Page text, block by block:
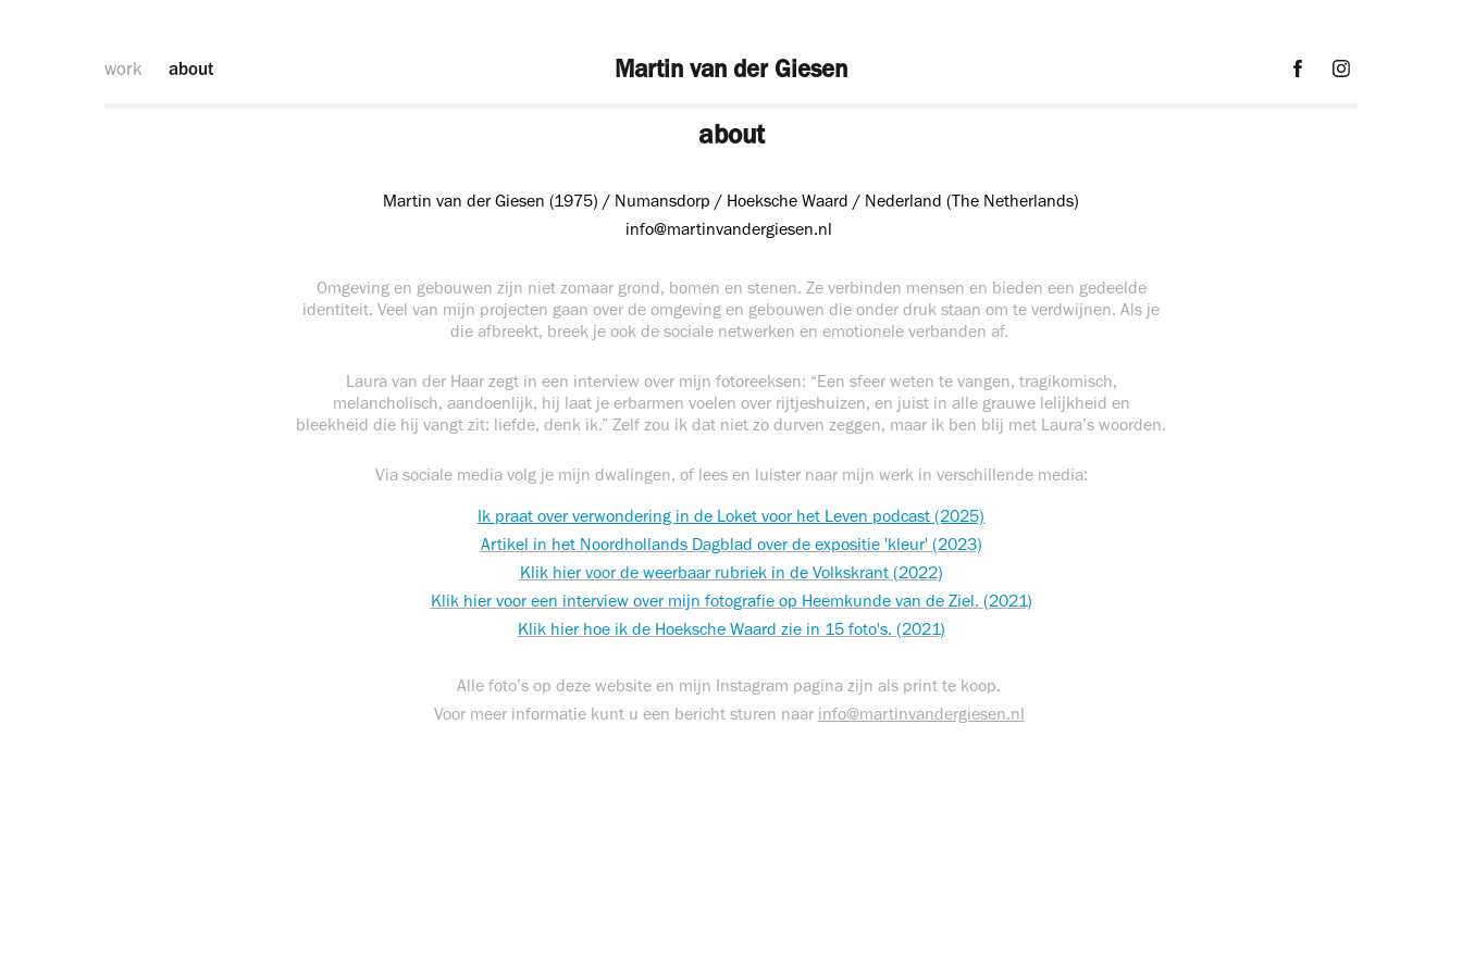
work about Martin van der Giesen
about
Martin van der Giesen (1975) / Numansdorp / Hoeksche Waard / Nederland (The Netherlands)
info@martinvandergiesen.nl
Omgeving en gebouwen zijn niet zomaar grond, bomen en stenen. Ze verbinden mensen en bieden een gedeelde
identiteit. Veel van mijn projecten gaan over de omgeving en gebouwen die onder druk staan om te verdwijnen. Als je
die afbreekt, breek je ook de sociale netwerken en emotionele verbanden af.
Laura van der Haar zegt in een interview over mijn fotoreeksen: “Een sfeer weten te vangen, tragikomisch,
melancholisch, aandoenlijk, hij laat je erbarmen voelen over rijtjeshuizen, en juist in alle grauwe lelijkheid en
bleekheid die hij vangt zit: liefde, denk ik.” Zelf zou ik dat niet zo durven zeggen, maar ik ben blij met Laura’s woorden.
Via sociale media volg je mijn dwalingen, of lees en luister naar mijn werk in verschillende media:
Ik praat over verwondering in de Loket voor het Leven podcast (2025)
Artikel in het Noordhollands Dagblad over de expositie 'kleur' (2023)
Klik hier voor de weerbaar rubriek in de Volkskrant (2022)
Klik hier voor een interview over mijn fotografie op Heemkunde van de Ziel. (2021)
Klik hier hoe ik de Hoeksche Waard zie in 15 foto's. (2021)
Alle foto’s op deze website en mijn Instagram pagina zijn als print te koop.
Voor meer informatie kunt u een bericht sturen naar info@martinvandergiesen.nl